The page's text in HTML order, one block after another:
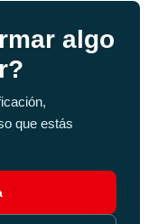
algo
que estás